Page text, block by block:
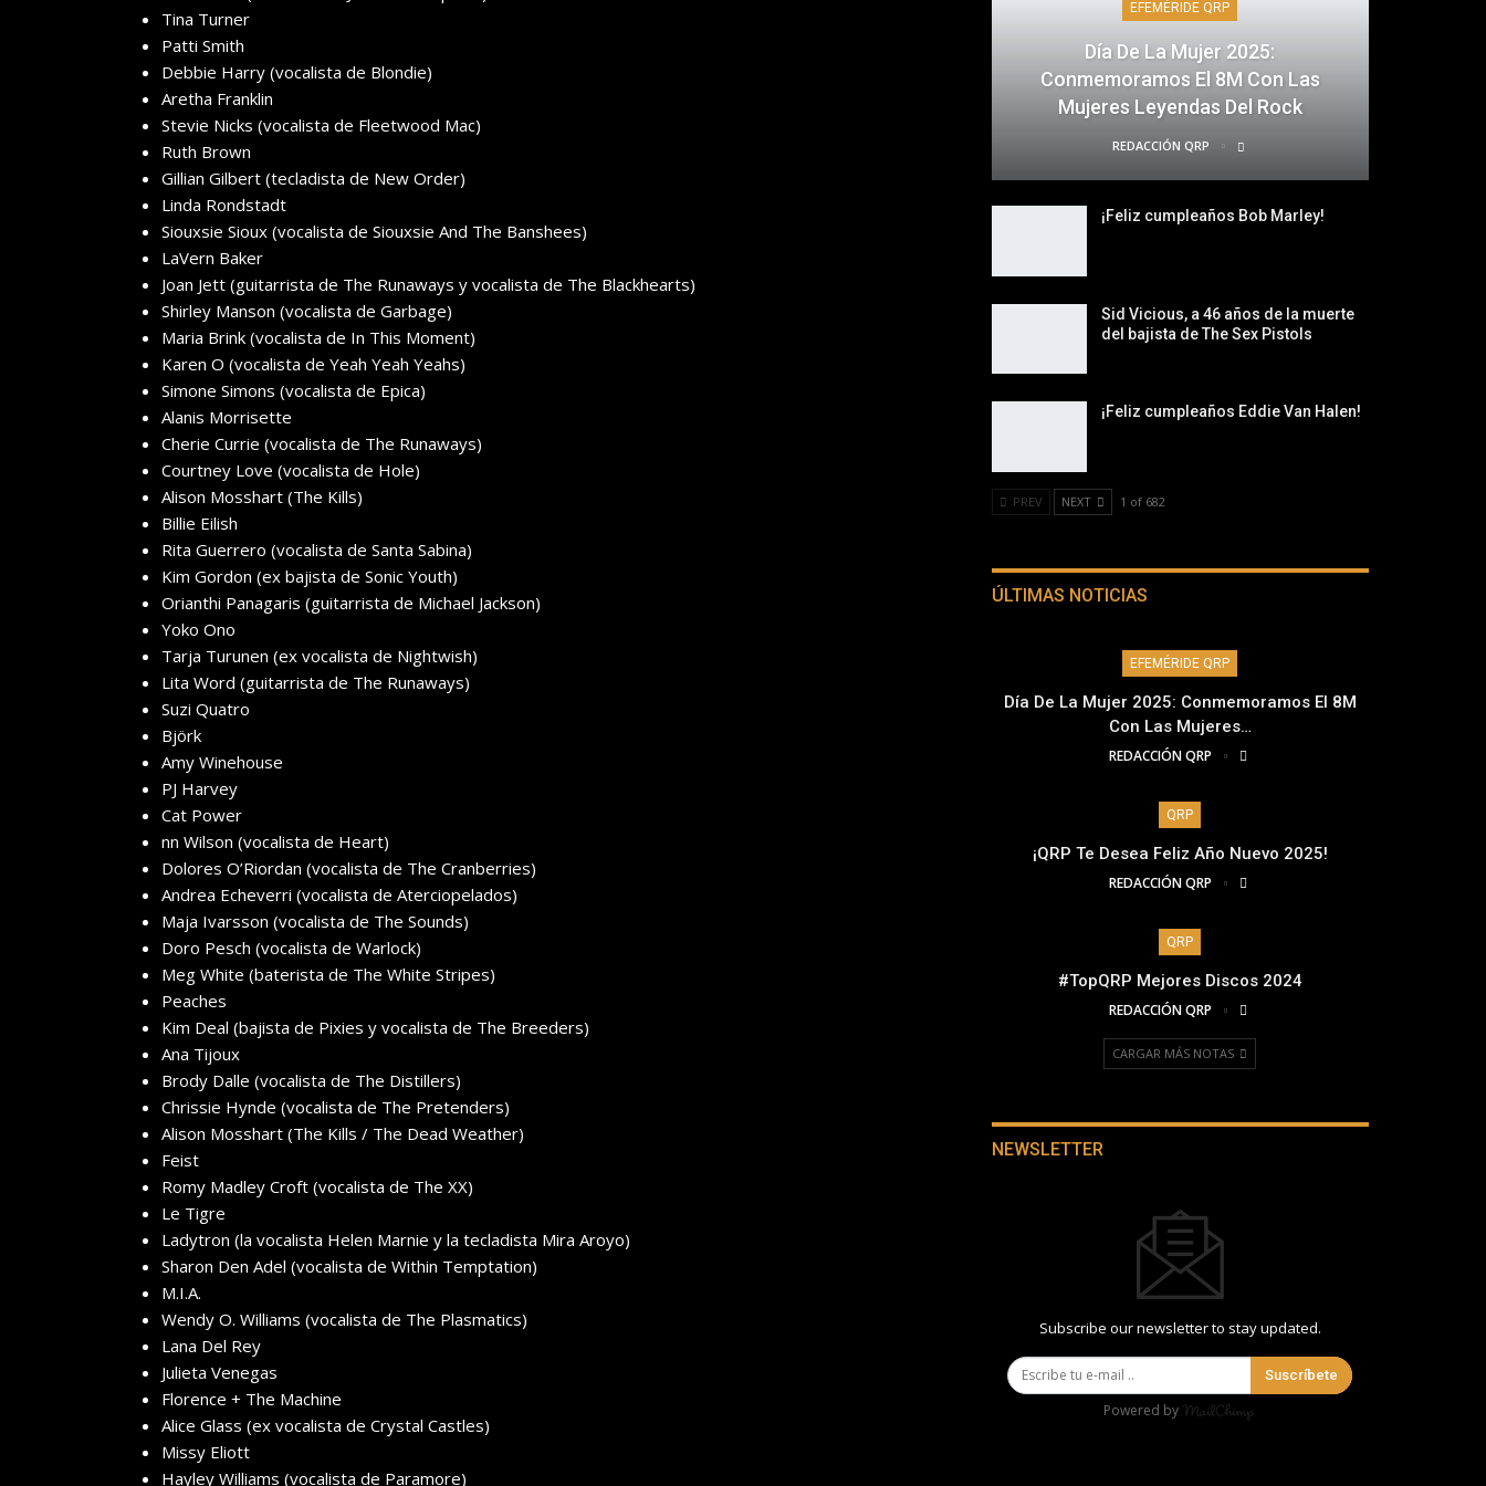
Tina Turner
Patti Smith
Debbie Harry (vocalista de Blondie)
Aretha Franklin
Stevie Nicks (vocalista de Fleetwood Mac)
Ruth Brown
Gillian Gilbert (tecladista de New Order)
Linda Rondstadt
Siouxsie Sioux (vocalista de Siouxsie And The Banshees)
LaVern Baker
Joan Jett (guitarrista de The Runaways y vocalista de The Blackhearts)
Shirley Manson (vocalista de Garbage)
Maria Brink (vocalista de In This Moment)
Karen O (vocalista de Yeah Yeah Yeahs)
Simone Simons (vocalista de Epica)
Alanis Morrisette
Cherie Currie (vocalista de The Runaways)
Courtney Love (vocalista de Hole)
Alison Mosshart (The Kills)
Billie Eilish
Rita Guerrero (vocalista de Santa Sabina)
Kim Gordon (ex bajista de Sonic Youth)
Orianthi Panagaris (guitarrista de Michael Jackson)
Yoko Ono
Tarja Turunen (ex vocalista de Nightwish)
Lita Word (guitarrista de The Runaways)
Suzi Quatro
Björk
Amy Winehouse
PJ Harvey
Cat Power
nn Wilson (vocalista de Heart)
Dolores O’Riordan (vocalista de The Cranberries)
Andrea Echeverri (vocalista de Aterciopelados)
Maja Ivarsson (vocalista de The Sounds)
Doro Pesch (vocalista de Warlock)
Meg White (baterista de The White Stripes)
Peaches
Kim Deal (bajista de Pixies y vocalista de The Breeders)
Ana Tijoux
Brody Dalle (vocalista de The Distillers)
Chrissie Hynde (vocalista de The Pretenders)
Alison Mosshart (The Kills / The Dead Weather)
Feist
Romy Madley Croft (vocalista de The XX)
Le Tigre
Ladytron (la vocalista Helen Marnie y la tecladista Mira Aroyo)
Sharon Den Adel (vocalista de Within Temptation)
M.I.A.
Wendy O. Williams (vocalista de The Plasmatics)
Lana Del Rey
Julieta Venegas
Florence + The Machine
Alice Glass (ex vocalista de Crystal Castles)
Missy Eliott
Hayley Williams (vocalista de Paramore)
EFEMÉRIDE QRP
Día De La Mujer 2025:
Conmemoramos El 8M Con Las
Mujeres Leyendas Del Rock
REDACCIÓN QRP
¡Feliz cumpleaños Bob Marley!
Sid Vicious, a 46 años de la muerte
del bajista de The Sex Pistols
¡Feliz cumpleaños Eddie Van Halen!
PREV NEXT 1 of 682
ÚLTIMAS NOTICIAS
EFEMÉRIDE QRP
Día De La Mujer 2025: Conmemoramos El 8M
Con Las Mujeres…
REDACCIÓN QRP
QRP
¡QRP Te Desea Feliz Año Nuevo 2025!
REDACCIÓN QRP
QRP
#TopQRP Mejores Discos 2024
REDACCIÓN QRP
CARGAR MÁS NOTAS
NEWSLETTER
Subscribe our newsletter to stay updated.
Suscríbete
Powered by